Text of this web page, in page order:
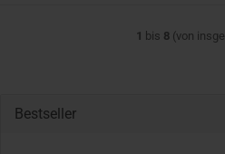
1 bis 8(von
Bestseller